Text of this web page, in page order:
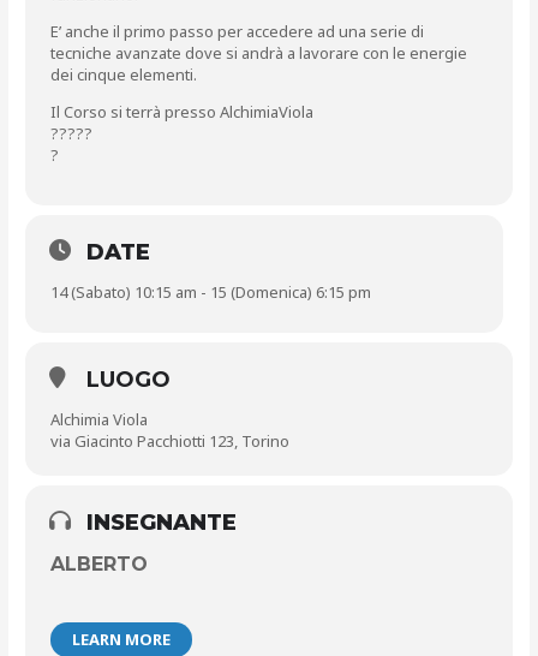
E’ anche il primo passo per accedere ad una serie di
tecniche avanzate dove si andrà a lavorare con le energie
dei cinque elementi.
Il Corso si terrà pressoAlchimiaViola
?????
?
DATE
14 (Sabato) 10:15 am - 15 (Domenica) 6:15 pm
LUOGO
Alchimia Viola
via Giacinto Pacchiotti 123, Torino
INSEGNANTE
ALBERTO
LEARN MORE